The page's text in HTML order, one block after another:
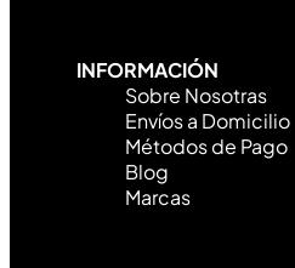
INFORMACIÓN
Sobre Nosotras
Envíos a Domicilio
Métodos de Pago
Blog
Marcas